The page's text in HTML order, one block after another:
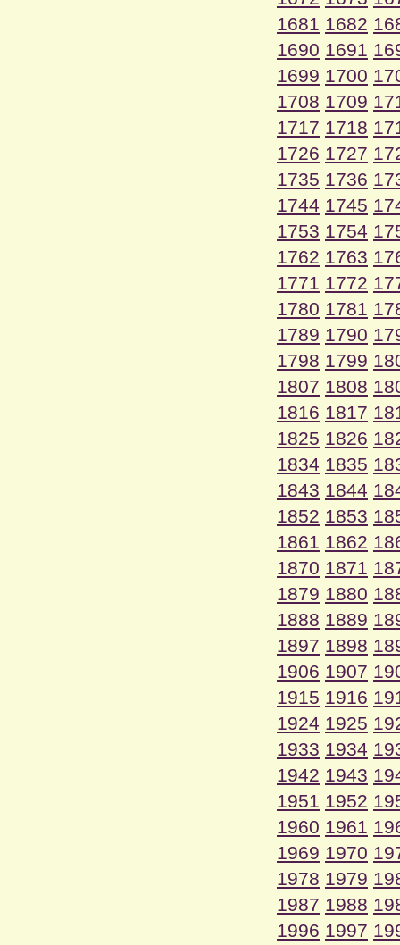
1681 1682
1690 1691
1699 1700
1708 1709
1717 1718
1726 1727
1735 1736
1744 1745
1753 1754
1762 1763
1771 1772
1780 1781
1789 1790
1798 1799
1807 1808
1816 1817
1825 1826
1834 1835
1843 1844
1852 1853
1861 1862
1870 1871
1879 1880
1888 1889
1897 1898
1906 1907
1915 1916
1924 1925
1933 1934
1942 1943
1951 1952
1960 1961
1969 1970
1978 1979
1987 1988
1996 1997